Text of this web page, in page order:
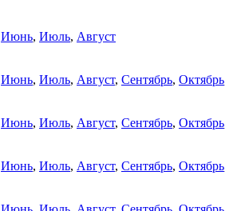
Июнь, Июль, Август
Июнь, Июль, Август, Сентябрь, Октябрь
Июнь, Июль, Август, Сентябрь, Октябрь
Июнь, Июль, Август, Сентябрь, Октябрь